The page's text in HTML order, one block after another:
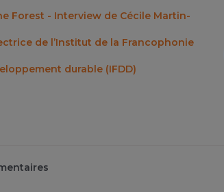
Forest - Interview de Cécile Martin-
de l’Institut de la Francophonie
durable (IFDD)